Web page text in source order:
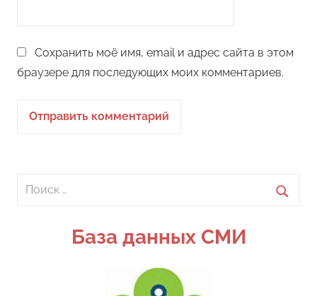
Сохранить моё имя, email и адрес сайта в этом
браузере для последующих моих комментариев.
Поиск
База данных СМИ